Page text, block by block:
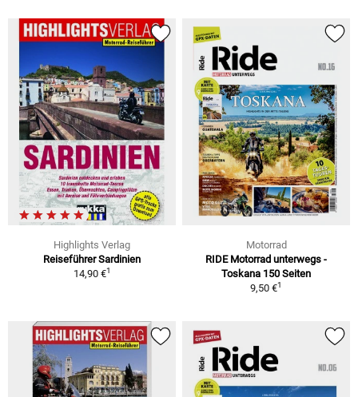
Highlights Verlag
Reiseführer Sardinien
14,90 €1
Motorrad
RIDE Motorrad unterwegs -
Toskana 150 Seiten
9,50 €1